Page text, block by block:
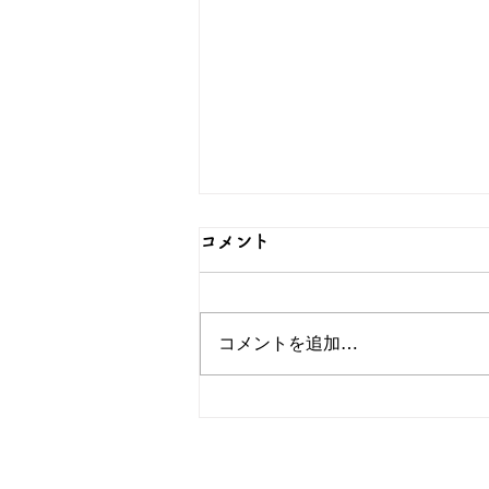
コメント
コメントを追加…